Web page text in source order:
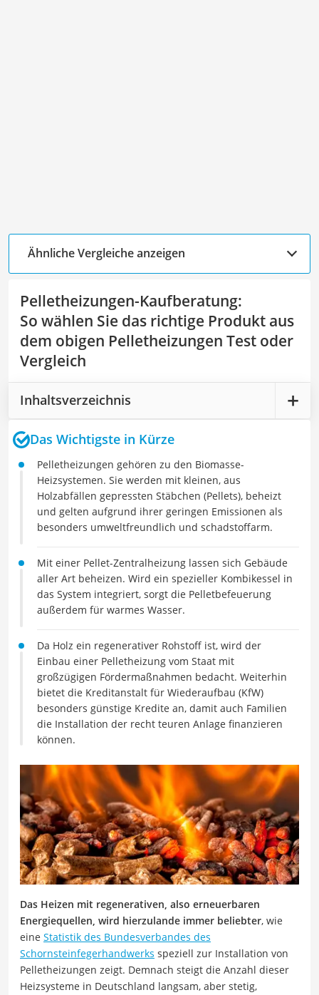
Ähnliche Vergleiche anzeigen
Pelletheizungen-Kaufberatung:
So wählen Sie das richtige Produkt aus
dem obigen Pelletheizungen Test oder
Vergleich
Inhaltsverzeichnis
Das Wichtigste in Kürze
Pelletheizungen gehören zu den Biomasse-
Heizsystemen. Sie werden mit kleinen, aus
Holzabfällen gepressten Stäbchen (Pellets), beheizt
und gelten aufgrund ihrer geringen Emissionen als
besonders umweltfreundlich und schadstoffarm.
Mit einer Pellet-Zentralheizung lassen sich Gebäude
aller Art beheizen. Wird ein spezieller Kombikessel in
das System integriert, sorgt die Pelletbefeuerung
außerdem für warmes Wasser.
Da Holz ein regenerativer Rohstoff ist, wird der
Einbau einer Pelletheizung vom Staat mit
großzügigen Fördermaßnahmen bedacht. Weiterhin
bietet die Kreditanstalt für Wiederaufbau (KfW)
besonders günstige Kredite an, damit auch Familien
die Installation der recht teuren Anlage finanzieren
können.
Das Heizen mit regenerativen, also erneuerbaren
Energiequellen, wird hierzulande immer beliebter, wie
eine Statistik des Bundesverbandes des
Schornsteinfegerhandwerks speziell zur Installation von
Pelletheizungen zeigt. Demnach steigt die Anzahl dieser
Heizsysteme in Deutschland langsam, aber stetig,